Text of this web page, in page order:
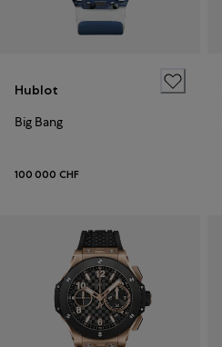
Hublot
Big Bang
100 000 CHF